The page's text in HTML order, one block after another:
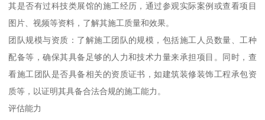
其是否有过科技类展馆的施工经历，通过参观实际案例或查看项目
图片、视频等资料，了解其施工质量和效果。
团队规模与资质：了解施工团队的规模，包括施工人员数量、工种
配备等，确保其具备足够的人力和技术力量来承担项目。同时，查
看施工团队是否具备相关的资质证书，如建筑装修装饰工程承包资
质等，以证明其具备合法合规的施工能力。
评估能力